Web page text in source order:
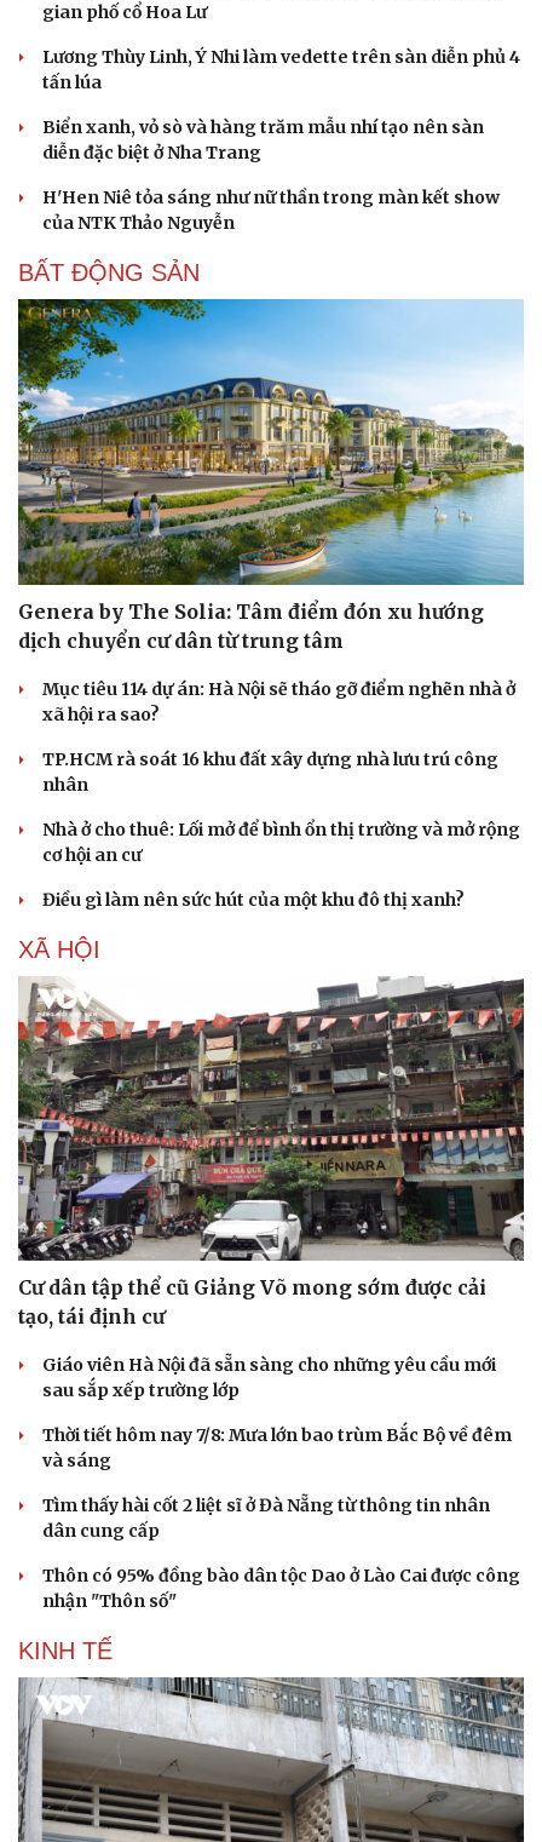
Sức khỏe
Dinh dưỡng - món ngon
Cây thuốc
Sản phụ khoa
Nam khoa
Làm đẹp - giảm cân
Ăn sạch sống khỏe
Đời sống
Nhà đẹp
Blog
Tình yêu - Gia đình
gian phố cổ Hoa Lư
Lương Thùy Linh, Ý Nhi làm vedette trên sàn diễn phủ 4
tấn lúa
Biển xanh, vỏ sò và hàng trăm mẫu nhí tạo nên sàn
diễn đặc biệt ở Nha Trang
H'Hen Niê tỏa sáng như nữ thần trong màn kết show
của NTK Thảo Nguyễn
BẤT ĐỘNG SẢN
Genera by The Solia: Tâm điểm đón xu hướng
dịch chuyển cư dân từ trung tâm
Mục tiêu 114 dự án: Hà Nội sẽ tháo gỡ điểm nghẽn nhà ở
xã hội ra sao?
TP.HCM rà soát 16 khu đất xây dựng nhà lưu trú công
nhân
Nhà ở cho thuê: Lối mở để bình ổn thị trường và mở rộng
cơ hội an cư
Điều gì làm nên sức hút của một khu đô thị xanh?
XÃ HỘI
Cư dân tập thể cũ Giảng Võ mong sớm được cải
tạo, tái định cư
Giáo viên Hà Nội đã sẵn sàng cho những yêu cầu mới
sau sắp xếp trường lớp
Thời tiết hôm nay 7/8: Mưa lớn bao trùm Bắc Bộ về đêm
và sáng
Tìm thấy hài cốt 2 liệt sĩ ở Đà Nẵng từ thông tin nhân
dân cung cấp
Thôn có 95% đồng bào dân tộc Dao ở Lào Cai được công
nhận "Thôn số"
KINH TẾ